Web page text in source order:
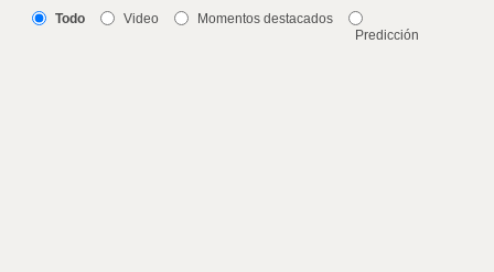
Todo Video
Momentos destacados
Predicción